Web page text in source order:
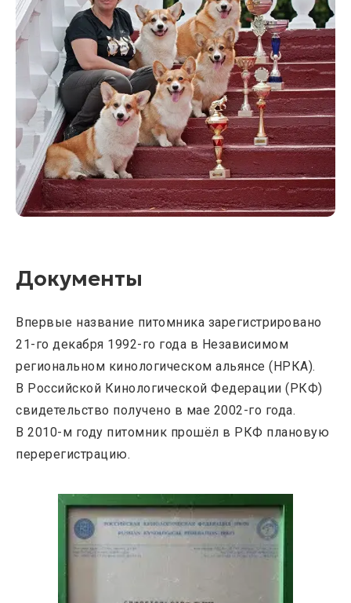
Документы
Впервые название питомника зарегистрировано
21-го декабря 1992-го года в Независимом
региональном кинологическом альянсе (НРКА).
В Российской Кинологической Федерации (РКФ)
свидетельство получено в мае 2002-го года.
В 2010-м году питомник прошёл в РКФ плановую
перерегистрацию.